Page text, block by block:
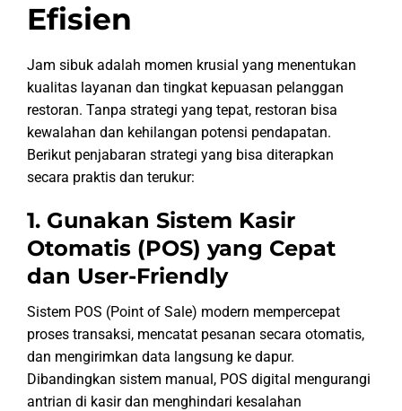
Efisien
Jam sibuk adalah momen krusial yang menentukan
kualitas layanan dan tingkat kepuasan pelanggan
restoran. Tanpa strategi yang tepat, restoran bisa
kewalahan dan kehilangan potensi pendapatan.
Berikut penjabaran strategi yang bisa diterapkan
secara praktis dan terukur:
1. Gunakan Sistem Kasir
Otomatis (POS) yang Cepat
dan User-Friendly
Sistem POS (Point of Sale) modern mempercepat
proses transaksi, mencatat pesanan secara otomatis,
dan mengirimkan data langsung ke dapur.
Dibandingkan sistem manual, POS digital mengurangi
antrian di kasir dan menghindari kesalahan